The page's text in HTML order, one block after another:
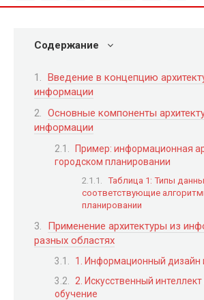
Содержание
Введение в концепцию
информации
Основные компоненты
информации
Пример: информационная
городском планировании
Таблица 1: Типы
соответствующие
планировании
Применение архитектуры из
разных областях
1. Информационный дизайн
2. Искусственный
обучение